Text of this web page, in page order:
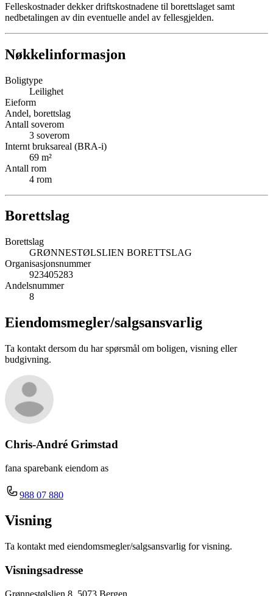
Felleskostnader dekker driftskostnadene til borettslaget samt
nedbetalingen av din eventuelle andel av fellesgjelden.
Nøkkelinformasjon
Boligtype
Leilighet
Eieform
Andel, borettslag
Antall soverom
3 soverom
Internt bruksareal (BRA-i)
69 m²
Antall rom
4 rom
Borettslag
Borettslag
GRØNNESTØLSLIEN BORETTSLAG
Organisasjonsnummer
923405283
Andelsnummer
8
Eiendomsmegler/salgsansvarlig
Ta kontakt dersom du har spørsmål om boligen, visning eller
budgivning.
Chris-André Grimstad
fana sparebank eiendom as
988 07 880
Visning
Ta kontakt med eiendomsmegler/salgsansvarlig for visning.
Visningsadresse
Grønnestølslien 8, 5073 Bergen